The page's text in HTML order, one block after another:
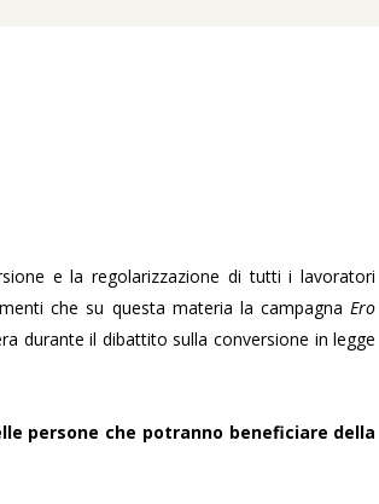
e la regolarizzazione di tutti i lavoratori
che su questa materia la campagnaEro
durante il dibattito sulla conversione in legge
persone che potranno beneficiare della